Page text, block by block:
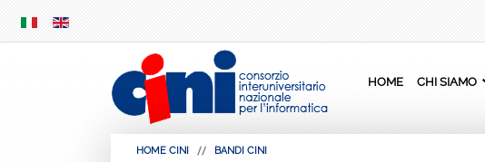
MENU
HOME CHI SIAMO
HOME CINI BANDI CINI